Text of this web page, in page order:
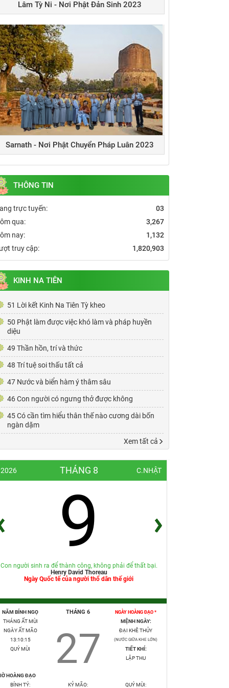
Lâm Tỳ Ni - Nơi Phật Đản Sinh 2023
Sarnath - Nơi Phật Chuyển Pháp Luân 2023
THÔNG TIN
trực tuyến:
03
qua:
3,267
nay:
1,132
truy cập:
1,820,903
KINH NA TIÊN
51 Lời kết Kinh Na Tiên Tỳ kheo
50 Phật làm được việc khó làm và pháp huyền
diệu
49 Thần hồn, trí và thức
48 Trí tuệ soi thấu tất cả
47 Nước và biển hàm ý thâm sâu
46 Con người có ngưng thở được không
45 Có cần tìm hiểu thân thế nào cương dài bốn
ngàn dặm
Xem tất cả
2026 THÁNG 8 C.NHẬT
9
Con người sinh ra để thành công, không phải để thất bại.
Henry David Thoreau
Ngày Quốc tế của người thổ dân thế giới
NĂM BÍNH NGỌ
THÁNG ẤT MÙI
NGÀY ẤT MÃO
13:10:16
QUÝ MÙI
THÁNG 6
27
NGÀY HOÀNG ĐẠO *
MỆNH NGÀY:
ĐẠI KHÊ THỦY
(NƯỚC GIỮA KHE LỚN)
TIẾT KHÍ:
LẬP THU
HOÀNG ĐẠO
BÍNH TÝ:
KỶ MÃO: QUÝ MÙI: